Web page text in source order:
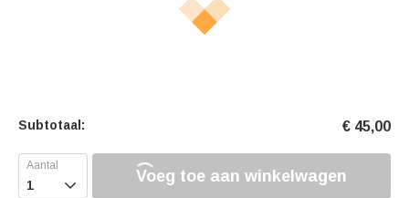
Subtotaal: € 45,00
 Voeg toe aan winkelwagen